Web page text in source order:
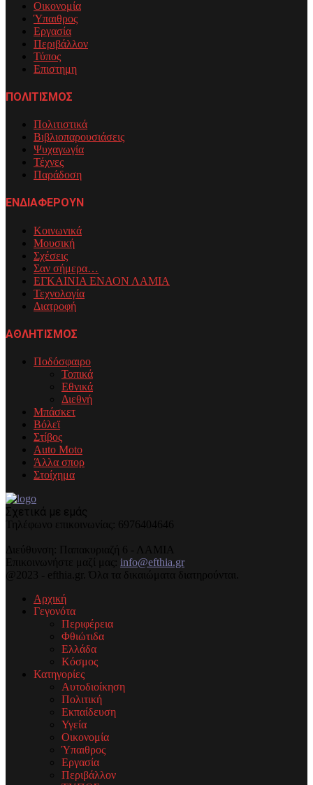
Οικονομία
Ύπαιθρος
Εργασία
Περιβάλλον
Τύπος
Επιστημη
ΠΟΛΙΤΙΣΜΟΣ
Πολιτιστικά
Βιβλιοπαρουσιάσεις
Ψυχαγωγία
Τέχνες
Παράδοση
ΕΝΔΙΑΦΕΡΟΥΝ
Κοινωνικά
Μουσική
Σχέσεις
Σαν σήμερα…
ΕΓΚΑΙΝΙΑ ΕΝΑΟΝ ΛΑΜΙΑ
Τεχνολογία
Διατροφή
ΑΘΛΗΤΙΣΜΟΣ
Ποδόσφαιρο
Τοπικά
Εθνικά
Διεθνή
Μπάσκετ
Βόλεϊ
Στίβος
Auto Moto
Άλλα σπορ
Στοίχημα
Σχετικά με εμάς
Τηλέφωνo επικοινωνίας: 6976404646
Διεύθυνση: Παπακυριαζή 6 - ΛΑΜΙΑ
Επικοινωνήστε μαζί μας: info@efthia.gr
@2023 - efthia.gr. Όλα τα δικαιώματα διατηρούνται.
Αρχική
Γεγονότα
Περιφέρεια
Φθιώτιδα
Ελλάδα
Κόσμος
Κατηγορίες
Αυτοδιοίκηση
Πολιτική
Εκπαίδευση
Υγεία
Οικονομία
Ύπαιθρος
Εργασία
Περιβάλλον